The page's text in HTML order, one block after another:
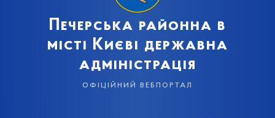
Печерська районна в
місті Києві державна
адміністрація
офіційний вебпортал